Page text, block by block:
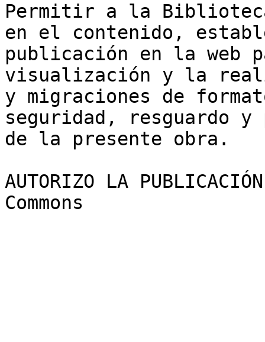
Permitir a la
en el contenido,
publicación en la web
visualización y la
y migraciones de
seguridad, resguardo
de la presente obra.
AUTORIZO LA